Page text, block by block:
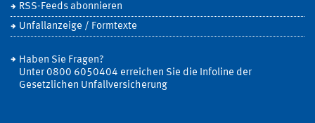
RSS-Feeds abonnieren
Unfallanzeige / Formtexte
Haben Sie Fragen?
Unter 0800 6050404 erreichen Sie die Infoline der
Gesetzlichen Unfallversicherung